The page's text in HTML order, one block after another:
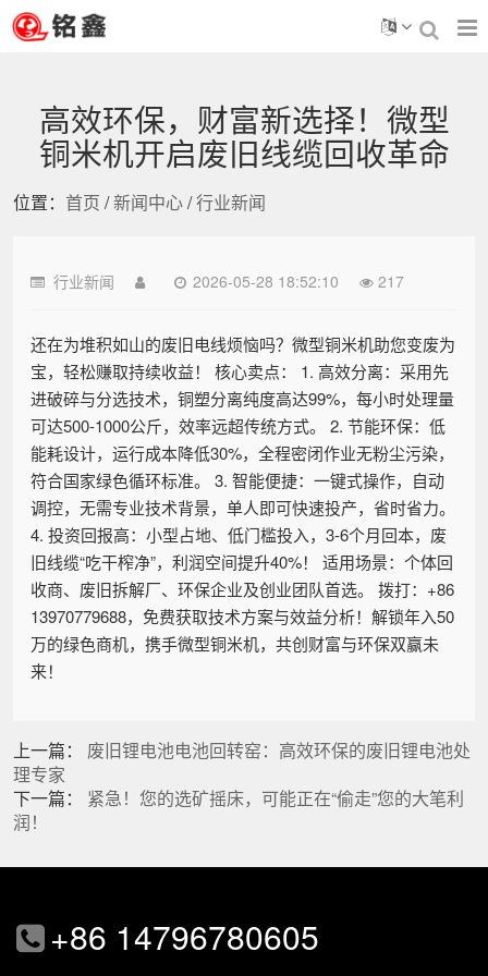
高效环保，财富新选择！微型
铜米机开启废旧线缆回收革命
位置： 首页 /新闻中心/行业新闻
行业新闻 2026-05-28 18:52:10 217
还在为堆积如山的废旧电线烦恼吗？微型铜米机助您变废为
宝，轻松赚取持续收益！ 核心卖点： 1. 高效分离：采用先
进破碎与分选技术，铜塑分离纯度高达99%，每小时处理量
可达500-1000公斤，效率远超传统方式。 2. 节能环保：低
能耗设计，运行成本降低30%，全程密闭作业无粉尘污染，
符合国家绿色循环标准。 3. 智能便捷：一键式操作，自动
调控，无需专业技术背景，单人即可快速投产，省时省力。
4. 投资回报高：小型占地、低门槛投入，3-6个月回本，废
旧线缆“吃干榨净”，利润空间提升40%！ 适用场景：个体回
收商、废旧拆解厂、环保企业及创业团队首选。 拨打：+86
13970779688，免费获取技术方案与效益分析！解锁年入50
万的绿色商机，携手微型铜米机，共创财富与环保双赢未
来！
上一篇： 废旧锂电池电池回转窑：高效环保的废旧锂电池处
理专家
下一篇： 紧急！您的选矿摇床，可能正在“偷走”您的大笔利
润！
+86 14796780605